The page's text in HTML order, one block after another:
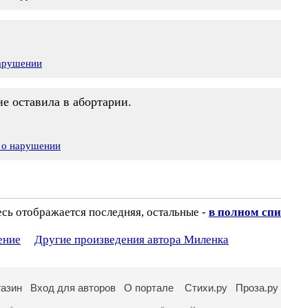
оставила в абортарии.
о нарушении
отображается последняя, остальные - в полном
Другие произведения автора Миленка
Вход для авторов О портале Стихи.ру Проза.ру